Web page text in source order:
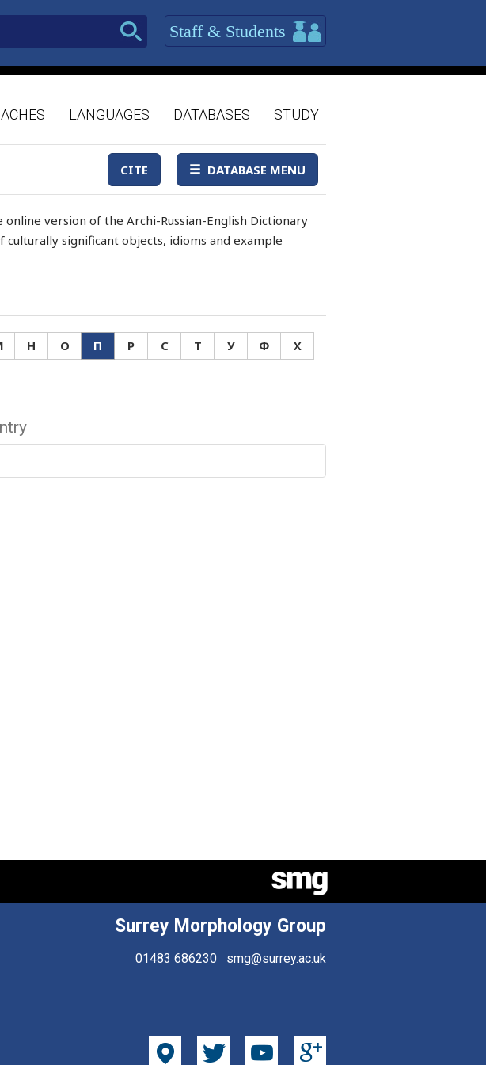
Staff & Students
LANGUAGES DATABASES STUDY
CITE DATABASE MENU
version of the Archi-Russian-English Dictionary
significant objects, idioms and example
Н О П Р С Т У Ф
Х
Surrey Morphology Group
01483 686230 smg@surrey.ac.uk